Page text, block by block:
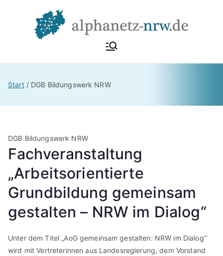
Alphan
Start DGB Bildungswerk NRW
DGB Bildungswerk NRW
Fachveranstaltung
„Arbeitsorientierte
Grundbildung gemeinsam
gestalten – NRW im Dialog“
Unter dem Titel „AoG gemeinsam gestalten: NRW im Dialog“
wird mit Vertreterinnen aus Landesregierung, dem Vorstand